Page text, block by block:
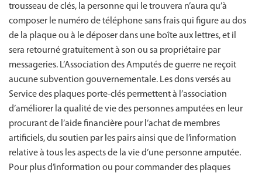
trousseau de clés, la personne qui le trouvera n’aura qu’à
composer le numéro de téléphone sans frais qui figure au dos
de la plaque ou à le déposer dans une boîte aux lettres, et il
sera retourné gratuitement à son ou sa propriétaire par
messageries. L’Association des Amputés de guerre ne reçoit
aucune subvention gouvernementale. Les dons versés au
Service des plaques porte-clés permettent à l’association
d’améliorer la qualité de vie des personnes amputées en leur
procurant de l’aide financière pour l’achat de membres
artificiels, du soutien par les pairs ainsi que de l’information
relative à tous les aspects de la vie d’une personne amputée.
Pour plus d’information ou pour commander des plaques